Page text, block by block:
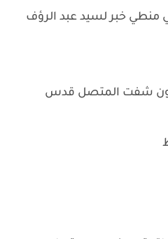
خبر لسيد عبد الرؤف
شفت المتصل قدس